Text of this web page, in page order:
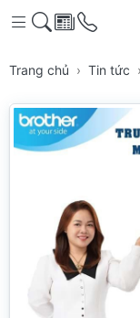
Trang chủ Tin tức